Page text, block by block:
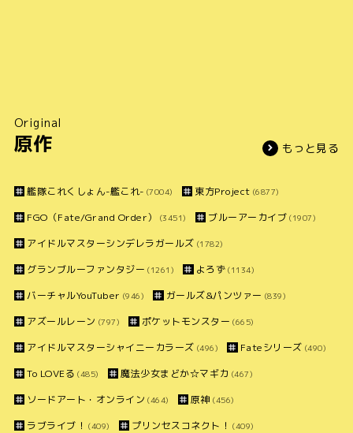
Original
原作 もっと見る
艦隊これくしょん-艦これ- (7004) 東方Project (6877)
FGO（Fate/Grand Order） (3451) ブルーアーカイブ (1907)
アイドルマスターシンデレラガールズ (1782)
グランブルーファンタジー (1261) よろず (1134)
バーチャルYouTuber (946) ガールズ&パンツァー (839)
アズールレーン (797) ポケットモンスター (665)
アイドルマスターシャイニーカラーズ (496) Fateシリーズ (490)
To LOVEる (485) 魔法少女まどか☆マギカ (467)
ソードアート・オンライン (464) 原神 (456)
ラブライブ！ (409) プリンセスコネクト！ (409)